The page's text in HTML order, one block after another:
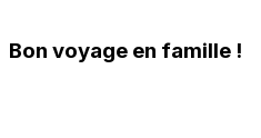
Bon voyage en famille !